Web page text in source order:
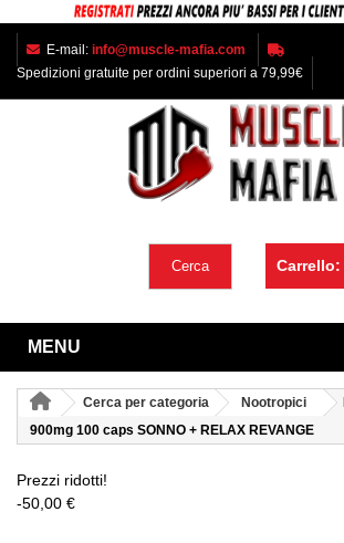
E-mail: info@muscle-mafia.com
Spedizioni gratuite per ordini superiori a 79,99€
Carrello:
Cerca
MENU
Cerca per categoria Nootropici
900mg 100 caps SONNO + RELAX REVANGE
Prezzi ridotti!
-50,00 €